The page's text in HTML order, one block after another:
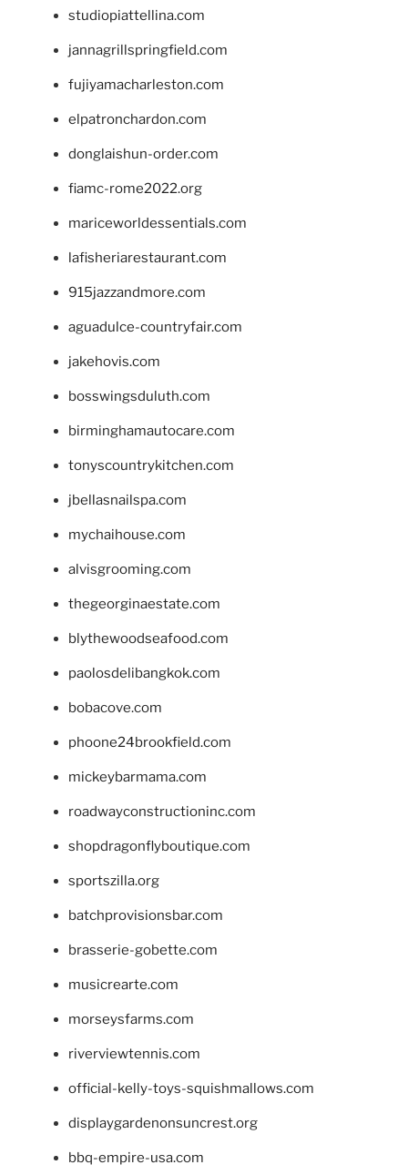
studiopiattellina.com
jannagrillspringfield.com
fujiyamacharleston.com
elpatronchardon.com
donglaishun-order.com
fiamc-rome2022.org
mariceworldessentials.com
lafisheriarestaurant.com
915jazzandmore.com
aguadulce-countryfair.com
jakehovis.com
bosswingsduluth.com
birminghamautocare.com
tonyscountrykitchen.com
jbellasnailspa.com
mychaihouse.com
alvisgrooming.com
thegeorginaestate.com
blythewoodseafood.com
paolosdelibangkok.com
bobacove.com
phoone24brookfield.com
mickeybarmama.com
roadwayconstructioninc.com
shopdragonflyboutique.com
sportszilla.org
batchprovisionsbar.com
brasserie-gobette.com
musicrearte.com
morseysfarms.com
riverviewtennis.com
official-kelly-toys-squishmallows.com
displaygardenonsuncrest.org
bbq-empire-usa.com